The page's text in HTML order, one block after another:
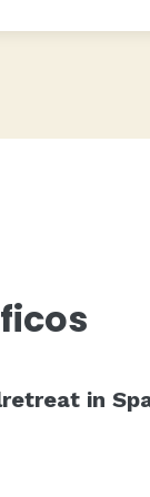
in